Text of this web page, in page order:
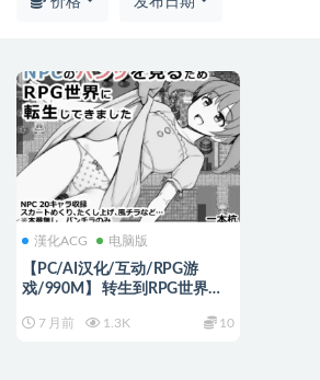
漢化ACG 电脑版
【PC/AI汉化/互动/RPG游
戏/990M】 转生到RPG世界的
した） AI汉化版+互动RPG游戏
7 月前 1.3K 10